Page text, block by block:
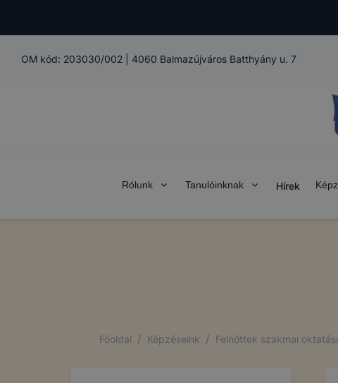
OM kód: 203030/002 4060 Balmazújváros Batthyány u. 7
Rólunk Tanulóinknak Hírek
Főoldal / Képzéseink / Felnőttek szakmai